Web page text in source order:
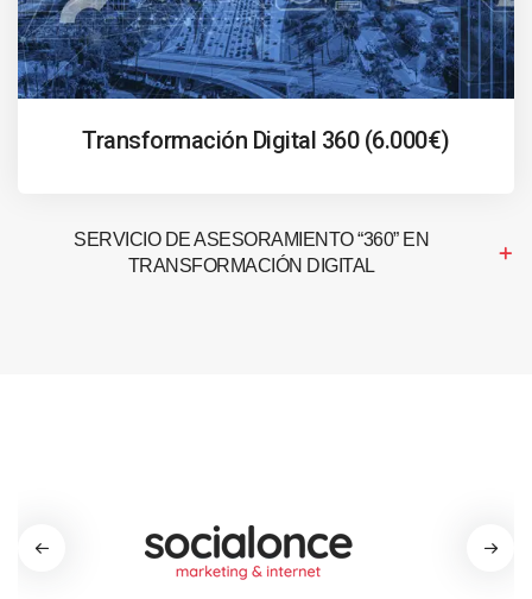
Transformación Digital 360 (6.000€)
SERVICIO DE ASESORAMIENTO “360” EN
TRANSFORMACIÓN DIGITAL